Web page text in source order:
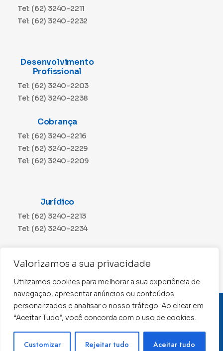
Valorizamos a sua privacidade
Utilizamos cookies para melhorar a sua experiência de
navegação, apresentar anúncios ou conteúdos
personalizados e analisar o nosso tráfego. Ao clicar em
“Aceitar Tudo”, você concorda com o uso de cookies.
Customizar Rejeitar tudo Aceitar tudo
Tel: (62) 3240-2211
Tel: (62) 3240-2232
Desenvolvimento
Profissional
Tel: (62) 3240-2203
Tel: (62) 3240-2238
Cobrança
Tel: (62) 3240-2216
Tel: (62) 3240-2229
Tel: (62) 3240-2209
Jurídico
Tel: (62) 3240-2213
Tel: (62) 3240-2234
Tel: (62) 3240-2230
CNPJ: 01.015.676/0001-11
Conselho Regional de Contabilidade de Goiás 2022 –
Todos os direitos reservados
Precisa de ajuda ?